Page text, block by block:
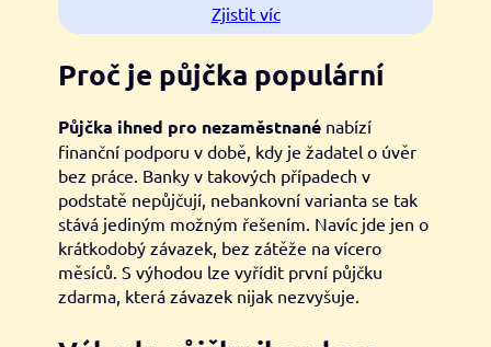
Zjistit víc
Proč je půjčka populární
Půjčka ihned pro nezaměstnané nabízí
finanční podporu v době, kdy je žadatel o úvěr
bez práce. Banky v takových případech v
podstatě nepůjčují, nebankovní varianta se tak
stává jediným možným řešením. Navíc jde jen o
krátkodobý závazek, bez zátěže na vícero
měsíců. S výhodou lze vyřídit první půjčku
zdarma, která závazek nijak nezvyšuje.